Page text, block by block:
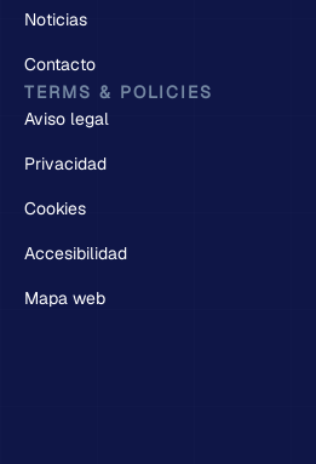
Noticias
Contacto
TERMS & POLICIES
Aviso legal
Privacidad
Cookies
Accesibilidad
Mapa web